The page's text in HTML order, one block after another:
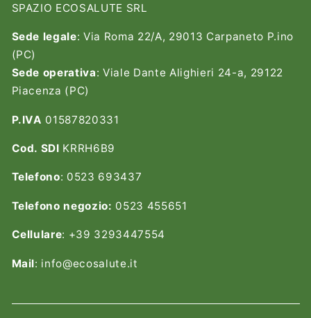
SPAZIO ECOSALUTE SRL
Sede legale: Via Roma 22/A, 29013 Carpaneto P.ino
(PC)
Sede operativa: Viale Dante Alighieri 24-a, 29122
Piacenza (PC)
P.IVA 01587820331
Cod. SDI KRRH6B9
Telefono: 0523 693437
Telefono negozio: 0523 455651
Cellulare: +39 3293447554
Mail: info@ecosalute.it